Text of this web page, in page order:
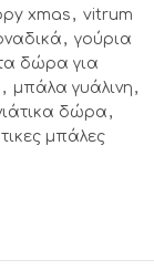
xmas , vitrum
, γούρια
δώρα για
, μπάλα γυάλινη ,
δώρα ,
μπάλες